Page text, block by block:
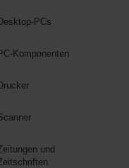
PCs
Komponenten
und